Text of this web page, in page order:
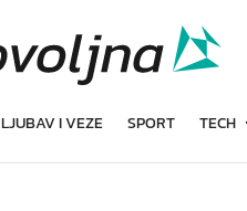
LJUBAV I VEZE SPORT TECH